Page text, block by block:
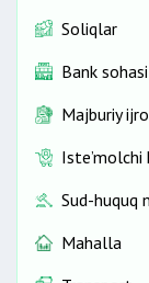
Soliqlar
Bank sohasi
Majburiy ijro
Iste’molchi
Sud-huquq
Mahalla